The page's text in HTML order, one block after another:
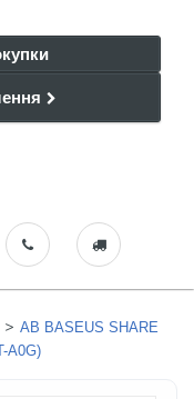
> АВ BASEUS SHARE
A0G)